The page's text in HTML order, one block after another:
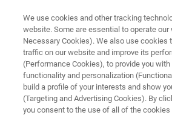
ナノインデンターイベント
第三回 微小力学 懇
We use cookies and other tracking
website. Some are essential to operate
Necessary Cookies). We also use cookies
traffic on our website and improve its
(Performance Cookies), to provide you with
functionality and personalization
build a profile of your interests and show
(Targeting and Advertising Cookies). By
you consent to the use of all of the cookies